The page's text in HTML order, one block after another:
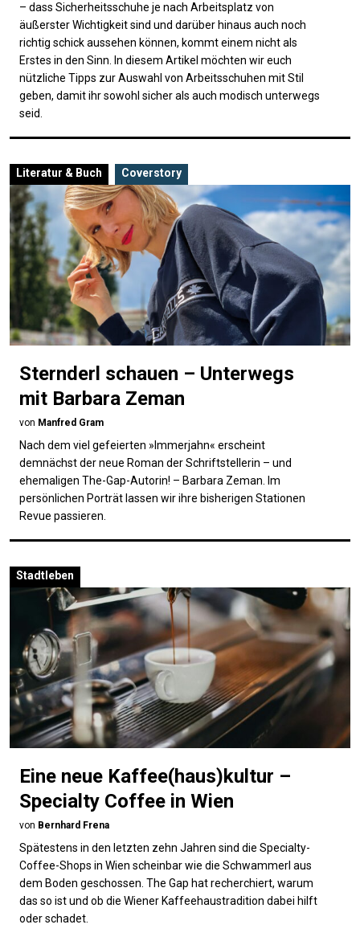
– dass Sicherheitsschuhe je nach Arbeitsplatz von
äußerster Wichtigkeit sind und darüber hinaus auch noch
richtig schick aussehen können, kommt einem nicht als
Erstes in den Sinn. In diesem Artikel möchten wir euch
nützliche Tipps zur Auswahl von Arbeitsschuhen mit Stil
geben, damit ihr sowohl sicher als auch modisch unterwegs
seid.
Literatur & Buch Coverstory
Sternderl schauen – Unterwegs
mit Barbara Zeman
von Manfred Gram
Nach dem viel gefeierten »Immerjahn« erscheint
demnächst der neue Roman der Schriftstellerin – und
ehemaligen The-Gap-Autorin! – Barbara Zeman. Im
persönlichen Porträt lassen wir ihre bisherigen Stationen
Revue passieren.
Stadtleben
Eine neue Kaffee(haus)kultur –
Specialty Coffee in Wien
von Bernhard Frena
Spätestens in den letzten zehn Jahren sind die Specialty-
Coffee-Shops in Wien scheinbar wie die Schwammerl aus
dem Boden geschossen. The Gap hat recherchiert, warum
das so ist und ob die Wiener Kaffeehaustradition dabei hilft
oder schadet.